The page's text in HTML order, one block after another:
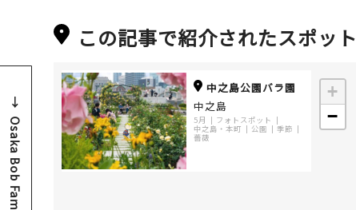
Osaka Bob Family
この記事で紹介されたスポット
+
−
中之島公園バラ園
中之島
5月 フォトスポット
中之島・本町 公園 季節
薔薇